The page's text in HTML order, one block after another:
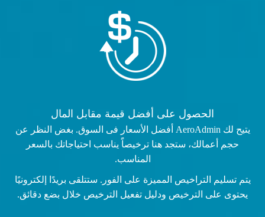
الحصول على أفضل قيمة مقابل المال
يتيح لك AeroAdmin أفضل الأسعار فى السوق. بغض النظر عن
حجم أعمالك، ستجد هنا ترخيصاًَ يناسب احتياجاتك بالسعر
المناسب.
يتم تسليم التراخيص المميزة على الفور. ستتلقى بريدًا إلكترونيًا
يحتوى على الترخيص ودليل تفعيل الترخيص خلال بضع دقائق.